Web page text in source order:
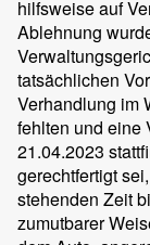
hilfsweise auf
Ablehnung
tatsächlichen
Verhandlung im
fehlten und eine
21.04.2023
gerechtfertigt
stehenden Zeit
zumutbarer